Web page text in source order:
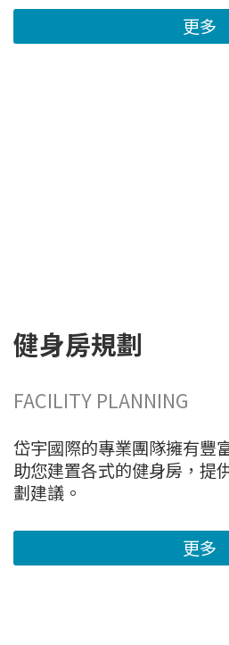
更多
健身房規劃
FACILITY PLANNING
岱宇國際的專業團隊擁有豐
助您建置各式的健身房，提
劃建議。
更多